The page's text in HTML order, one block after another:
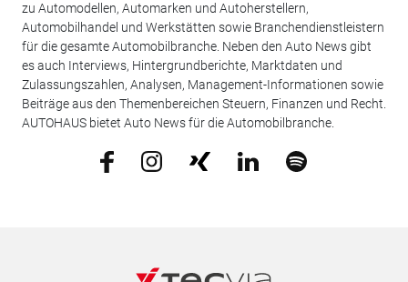
zu Automodellen, Automarken und Autoherstellern,
Automobilhandel und Werkstätten sowie Branchendienstleistern
für die gesamte Automobilbranche. Neben den Auto News gibt
es auch Interviews, Hintergrundberichte, Marktdaten und
Zulassungszahlen, Analysen, Management-Informationen sowie
Beiträge aus den Themenbereichen Steuern, Finanzen und Recht.
AUTOHAUS bietet Auto News für die Automobilbranche.